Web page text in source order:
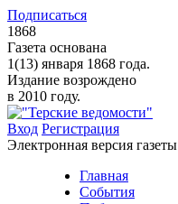
Подписаться
1868
Газета основана
1(13) января 1868 года.
Издание возрождено
в 2010 году.
Вход Регистрация
Электронная версия газеты
Главная
События